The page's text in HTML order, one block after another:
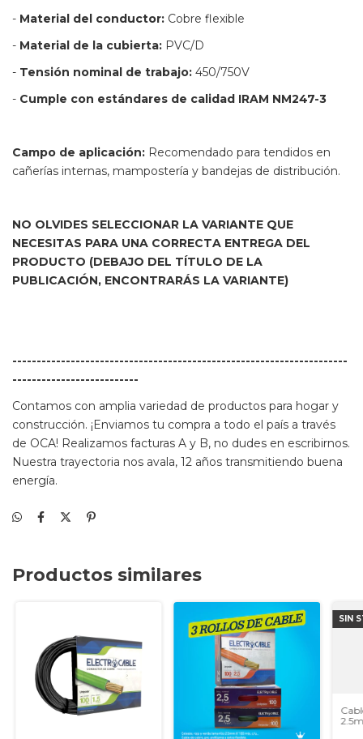
- Material del conductor: Cobre flexible
- Material de la cubierta: PVC/D
- Tensión nominal de trabajo: 450/750V
- Cumple con estándares de calidad IRAM NM247-3
Campo de aplicación: Recomendado para tendidos en
cañerías internas, mampostería y bandejas de distribución.
NO OLVIDES SELECCIONAR LA VARIANTE QUE
NECESITAS PARA UNA CORRECTA ENTREGA DEL
PRODUCTO (DEBAJO DEL TÍTULO DE LA
PUBLICACIÓN, ENCONTRARÁS LA VARIANTE)
---------------------------------------------------------------------
--------------------------
Contamos con amplia variedad de productos para hogar y
construcción. ¡Enviamos tu compra a todo el país a través
de OCA! Realizamos facturas A y B, no dudes en escribirnos.
Nuestra trayectoria nos avala, 12 años transmitiendo buena
energía.
Productos similares
SIN